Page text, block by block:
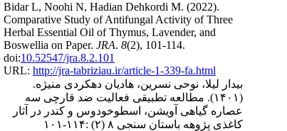
Bidar L, Noohi N, Hadian Dehkordi M. (2022).
Comparative Study of Antifungal Activity of Three
Herbal Essential Oil of Thymus, Lavender, and
Boswellia on Paper. JRA. 8(2), 101-114.
doi:10.52547/jra.8.2.101
URL: http://jra-tabriziau.ir/article-1-339-fa.html
بیدار لیلا، نوحی نسرین، هادیان دهکردی منیژه.
(۱۴۰۱).
مطالعه تطبیقی فعالیت ضد قارچی سه
عصاره گیاهی آویشن، اسطوخودوس و کندر در آثار
کاغذی پژوهه باستان سنجی ۸ (۲) :۱۱۴-۱۰۱